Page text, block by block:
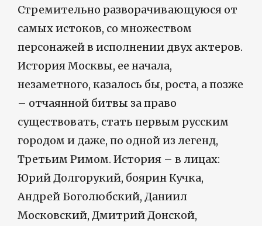
Стремительно разворачивающуюся от
самых истоков, со множеством
персонажей в исполнении двух актеров.
История Москвы, ее начала,
незаметного, казалось бы, роста, а позже
– отчаянной битвы за право
существовать, стать первым русским
городом и даже, по одной из легенд,
Третьим Римом. История – в лицах:
Юрий Долгорукий, боярин Кучка,
Андрей Боголюбский, Даниил
Московский, Дмитрий Донской,